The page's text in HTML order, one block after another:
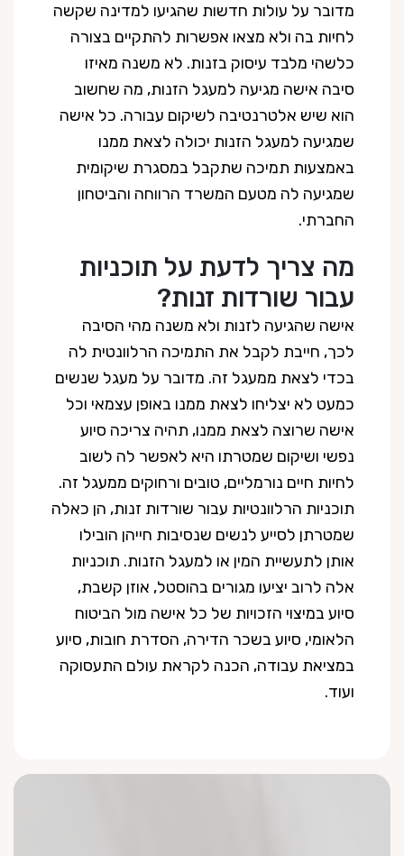
מדובר על עולות חדשות שהגיעו למדינה שקשה
לחיות בה ולא מצאו אפשרות להתקיים בצורה
כלשהי מלבד עיסוק בזנות. לא משנה מאיזו
סיבה אישה מגיעה למעגל הזנות, מה שחשוב
הוא שיש אלטרנטיבה לשיקום עבורה. כל אישה
שמגיעה למעגל הזנות יכולה לצאת ממנו
באמצעות תמיכה שתקבל במסגרת שיקומית
שמגיעה לה מטעם המשרד הרווחה והביטחון
החברתי.
מה צריך לדעת על תוכניות
עבור שורדות זנות?
אישה שהגיעה לזנות ולא משנה מהי הסיבה
לכך, חייבת לקבל את התמיכה הרלוונטית לה
בכדי לצאת ממעגל זה. מדובר על מעגל שנשים
כמעט לא יצליחו לצאת ממנו באופן עצמאי וכל
אישה שרוצה לצאת ממנו, תהיה צריכה סיוע
נפשי ושיקום שמטרתו היא לאפשר לה לשוב
לחיות חיים נורמליים, טובים ורחוקים ממעגל זה.
תוכניות הרלוונטיות עבור שורדות זנות, הן כאלה
שמטרתן לסייע לנשים שנסיבות חייהן הובילו
אותן לתעשיית המין או למעגל הזנות. תוכניות
אלה לרוב יציעו מגורים בהוסטל, אוזן קשבת,
סיוע במיצוי הזכויות של כל אישה מול הביטוח
הלאומי, סיוע בשכר הדירה, הסדרת חובות, סיוע
במציאת עבודה, הכנה לקראת עולם התעסוקה
ועוד.